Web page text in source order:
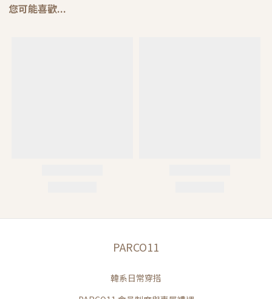
您可能喜歡...
PARCO11
韓系日常穿搭